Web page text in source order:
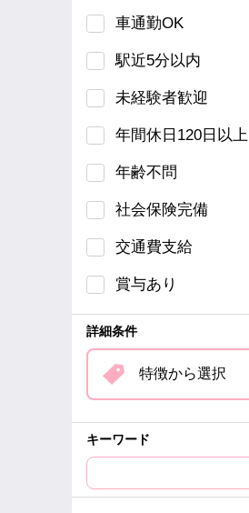
車通勤OK
駅近5分以内
未経験者歓迎
年間休日120日以上
年齢不問
社会保険完備
交通費支給
賞与あり
詳細条件
特徴から選択
キーワード